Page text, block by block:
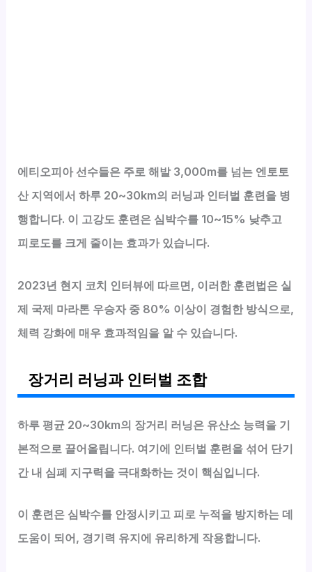
에티오피아 선수들은 주로 해발 3,000m를 넘는 엔토토
산 지역에서 하루 20~30km의 러닝과 인터벌 훈련을 병
행합니다. 이 고강도 훈련은 심박수를 10~15% 낮추고
피로도를 크게 줄이는 효과가 있습니다.
2023년 현지 코치 인터뷰에 따르면, 이러한 훈련법은 실
제 국제 마라톤 우승자 중 80% 이상이 경험한 방식으로,
체력 강화에 매우 효과적임을 알 수 있습니다.
장거리 러닝과 인터벌 조합
하루 평균 20~30km의 장거리 러닝은 유산소 능력을 기
본적으로 끌어올립니다. 여기에 인터벌 훈련을 섞어 단기
간 내 심폐 지구력을 극대화하는 것이 핵심입니다.
이 훈련은 심박수를 안정시키고 피로 누적을 방지하는 데
도움이 되어, 경기력 유지에 유리하게 작용합니다.